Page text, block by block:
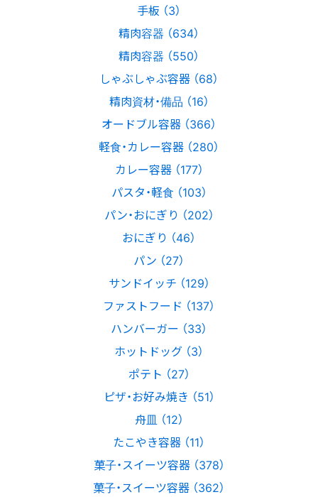
手板 （3）
精肉容器 （634）
精肉容器 （550）
しゃぶしゃぶ容器 （68）
精肉資材・備品 （16）
オードブル容器 （366）
軽食・カレー容器 （280）
カレー容器 （177）
パスタ・軽食 （103）
パン・おにぎり （202）
おにぎり （46）
パン （27）
サンドイッチ （129）
ファストフード （137）
ハンバーガー （33）
ホットドッグ （3）
ポテト （27）
ピザ・お好み焼き （51）
舟皿 （12）
たこやき容器 （11）
菓子・スイーツ容器 （378）
菓子・スイーツ容器 （362）